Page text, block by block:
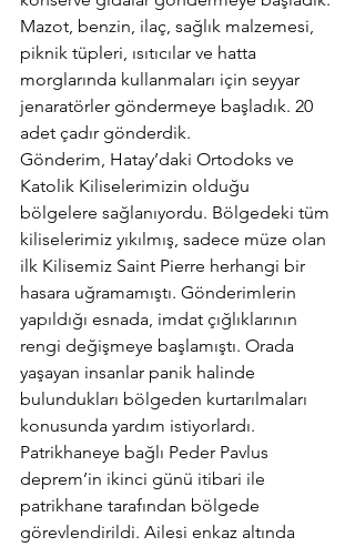
Mazot, benzin, ilaç, sağlık malzemesi,
piknik tüpleri, ısıtıcılar ve hatta
morglarında kullanmaları için seyyar
jenaratörler göndermeye başladık. 20
adet çadır gönderdik.
Gönderim, Hatay’daki Ortodoks ve
Katolik Kiliselerimizin olduğu
bölgelere sağlanıyordu. Bölgedeki tüm
kiliselerimiz yıkılmış, sadece müze olan
ilk Kilisemiz Saint Pierre herhangi bir
hasara uğramamıştı. Gönderimlerin
yapıldığı esnada, imdat çığlıklarının
rengi değişmeye başlamıştı. Orada
yaşayan insanlar panik halinde
bulundukları bölgeden kurtarılmaları
konusunda yardım istiyorlardı.
Patrikhaneye bağlı Peder Pavlus
deprem’in ikinci günü itibari ile
patrikhane tarafından bölgede
görevlendirildi. Ailesi enkaz altında